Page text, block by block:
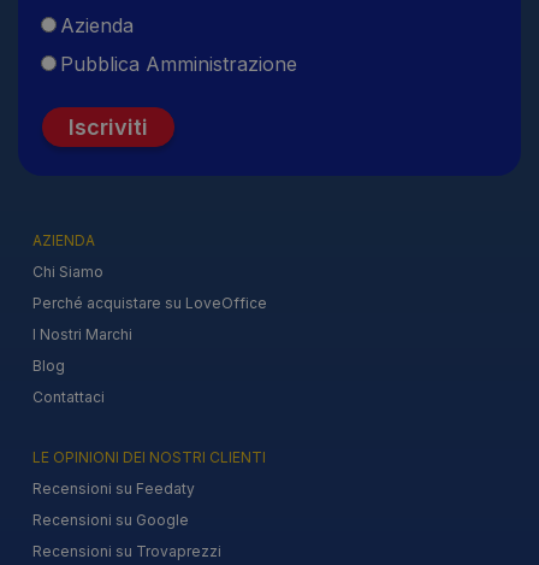
Azienda
Pubblica Amministrazione
Iscriviti
AZIENDA
Chi Siamo
Perché acquistare su LoveOffice
I Nostri Marchi
Blog
Contattaci
LE OPINIONI DEI NOSTRI CLIENTI
Recensioni su Feedaty
Recensioni su Google
Recensioni su Trovaprezzi